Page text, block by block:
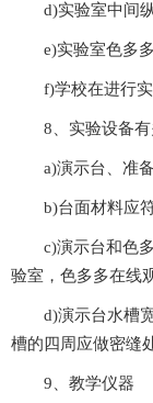
d)实验室中间纵向
e)实验室色多多
f)学校在进行实验室
8、实验设备有
a)演示台、准
b)台面材料应符
c)演示台和色多多
验室，色多多
d)演示台水槽宽度
槽的四周应做密缝处理
9、教学仪器